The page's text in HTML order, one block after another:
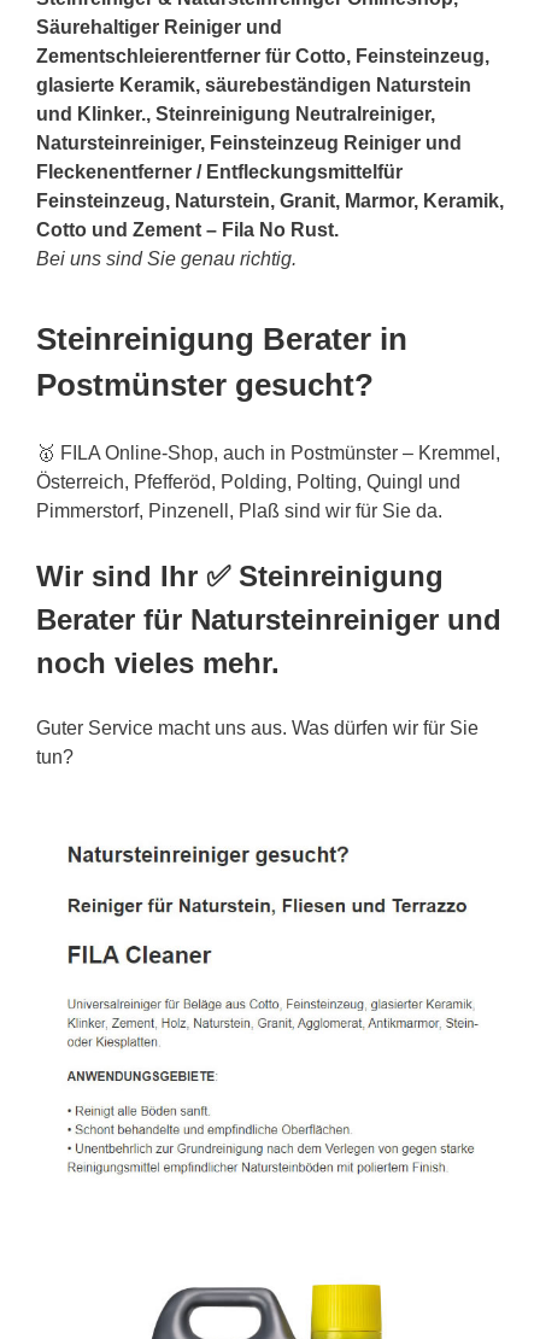
Säurehaltiger Reiniger und
Zementschleierentferner für Cotto, Feinsteinzeug,
glasierte Keramik, säurebeständigen Naturstein
und Klinker., Steinreinigung Neutralreiniger,
Natursteinreiniger, Feinsteinzeug Reiniger und
Fleckenentferner / Entfleckungsmittelfür
Feinsteinzeug, Naturstein, Granit, Marmor, Keramik,
Cotto und Zement – Fila No Rust.
Bei uns sind Sie genau richtig.
Steinreinigung Berater in
Postmünster gesucht?
🥇 FILA Online-Shop, auch in Postmünster – Kremmel,
Österreich, Pfefferöd, Polding, Polting, Quingl und
Pimmerstorf, Pinzenell, Plaß sind wir für Sie da.
Wir sind Ihr ✅ Steinreinigung
Berater für Natursteinreiniger und
noch vieles mehr.
Guter Service macht uns aus. Was dürfen wir für Sie
tun?